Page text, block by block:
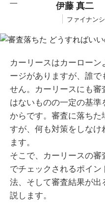
伊藤 真二
ファイナン
カーリースはカーロー
ージがありますが、誰
せん。カーリースにも
はないものの一定の基
からです。審査に落ち
すが、何も対策をしな
ます。
そこで、カーリースの
でチェックされるポイ
法、そして審査結果が
説します。